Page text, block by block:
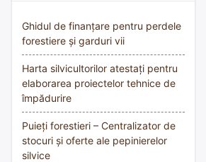
Ghidul de finanțare pentru perdele
forestiere și garduri vii
Harta silvicultorilor atestați pentru
elaborarea proiectelor tehnice de
împădurire
Puieți forestieri – Centralizator de
stocuri și oferte ale pepinierelor
silvice